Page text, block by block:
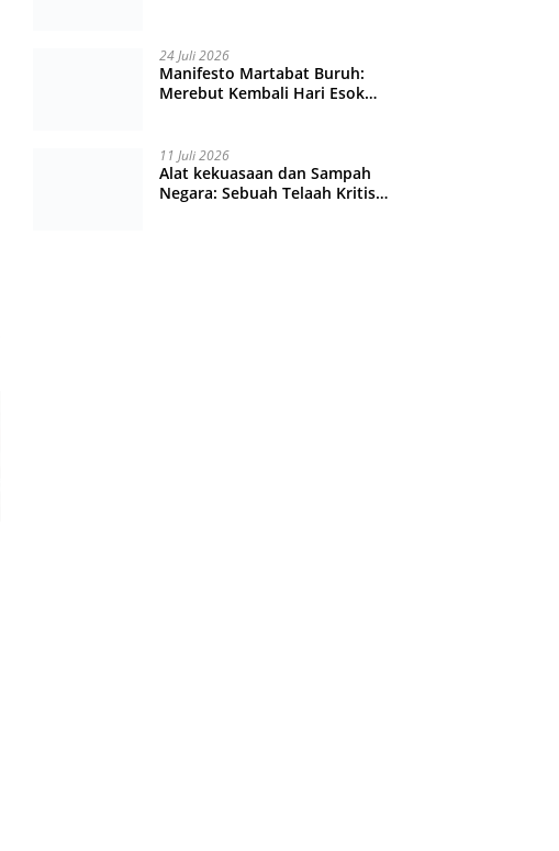
24 Juli 2026
Manifesto Martabat Buruh:
Merebut Kembali Hari Esok
11 Juli 2026
Alat kekuasaan dan Sampah
Negara: Sebuah Telaah Kritis